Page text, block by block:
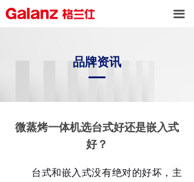
끀
微蒸烤一体机选台式好还是嵌入式
好？
台式和嵌入式没有绝对的好坏，主
品牌资讯